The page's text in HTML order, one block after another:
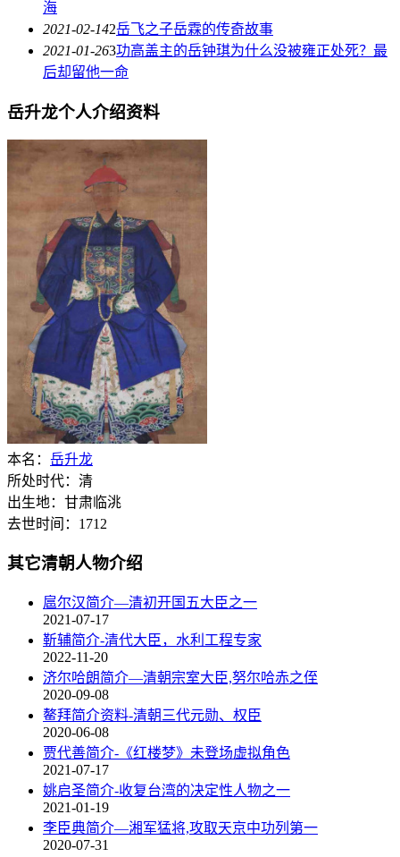
海
2021-02-142岳飞之子岳霖的传奇故事
2021-01-263功高盖主的岳钟琪为什么没被雍正处死？最
后却留他一命
岳升龙个人介绍资料
本名： 岳升龙
所处时代：清
出生地：甘肃临洮
去世时间：1712
其它清朝人物介绍
扈尔汉简介—清初开国五大臣之一
2021-07-17
靳辅简介-清代大臣，水利工程专家
2022-11-20
济尔哈朗简介—清朝宗室大臣,努尔哈赤之侄
2020-09-08
鳌拜简介资料-清朝三代元勋、权臣
2020-06-08
贾代善简介-《红楼梦》未登场虚拟角色
2021-07-17
姚启圣简介-收复台湾的决定性人物之一
2021-01-19
李臣典简介—湘军猛将,攻取天京中功列第一
2020-07-31